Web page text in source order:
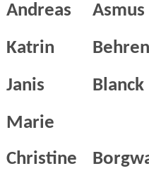
Andreas Asmus
Katrin
Janis
Blanck
Marie
Christine